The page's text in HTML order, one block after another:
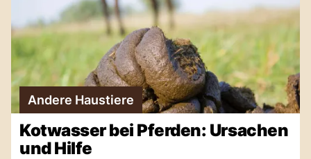
Andere Haustiere
Kotwasser bei Pferden: Ursachen
und Hilfe